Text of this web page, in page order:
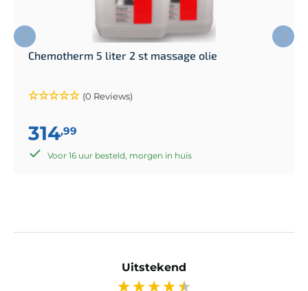
Chemotherm 5 liter 2 st massage olie
(0 Reviews)
314,99
Voor 16 uur besteld, morgen in huis
Uitstekend